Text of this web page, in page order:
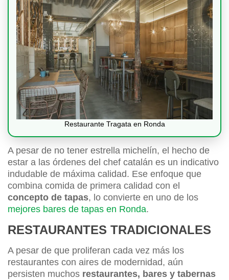
Restaurante Tragata en Ronda
A pesar de no tener estrella michelín, el hecho de
estar a las órdenes del chef catalán es un indicativo
indudable de máxima calidad. Ese enfoque que
combina comida de primera calidad con el
concepto de tapas, lo convierte en uno de los
mejores bares de tapas en Ronda.
RESTAURANTES TRADICIONALES
A pesar de que proliferan cada vez más los
restaurantes con aires de modernidad, aún
persisten muchos restaurantes, bares y tabernas